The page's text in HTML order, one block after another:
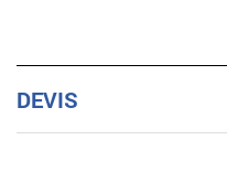
DEVIS